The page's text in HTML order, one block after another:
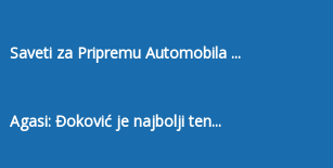
Saveti za Pripremu Automobila ...
Agasi: Đoković je najbolji ten...